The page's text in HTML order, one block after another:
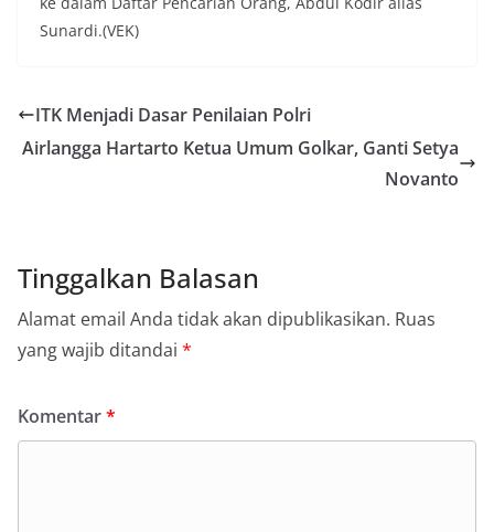
Sunardi.(VEK)
ITK Menjadi Dasar Penilaian Polri
Airlangga Hartarto Ketua Umum Golkar, Ganti Setya
Novanto
Tinggalkan Balasan
Alamat email Anda tidak akan dipublikasikan. Ruas
yang wajib ditandai *
Komentar*